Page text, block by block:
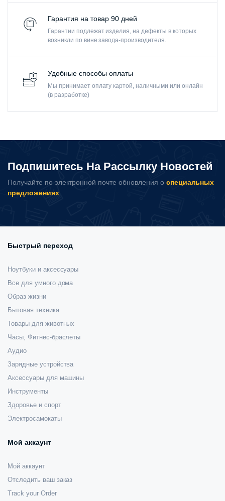
Гарантия на товар 90 дней
Гарантии подлежат изделия, на дефекты в которых
возникли по вине завода-производителя.
Удобные способы оплаты
Мы принимает оплату картой, наличными или онлайн
(в разработке)
Подпишитесь На Рассылку Новостей
Получайте по электронной почте обновления о специальных
предложениях.
Быстрый переход
Ноутбуки и аксессуары
Все для умного дома
Образ жизни
Бытовая техника
Товары для животных
Часы, Фитнес-браслеты
Аудио
Зарядные устройства
Аксессуары для машины
Инструменты
Здоровье и спорт
Электросамокаты
Мой аккаунт
Мой аккаунт
Отследить ваш заказ
Track your Order